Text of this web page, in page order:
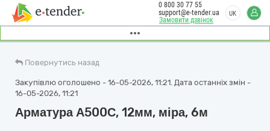
Замовити дзвінок
0 800 30 77 55
support@e-tender.ua
UK
Повернутись назад
Закупівлю оголошено - 16-05-2026, 11:21. Дата останніх змін -
16-05-2026, 11:21
Арматура А500С, 12мм, міра, 6м